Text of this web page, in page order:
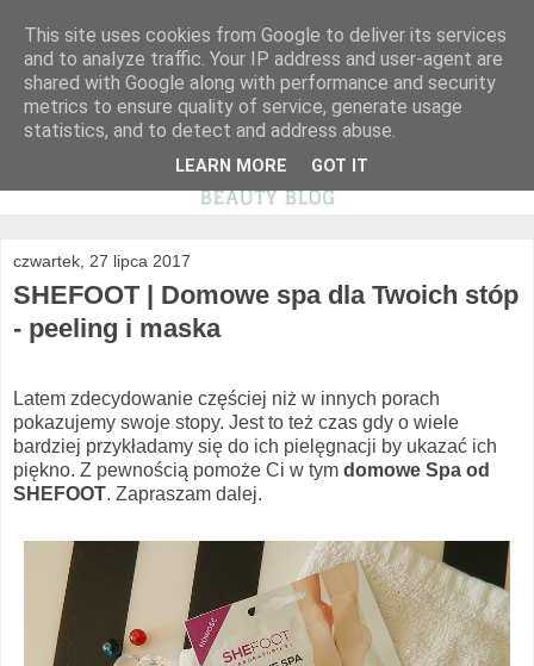
czwartek, 27 lipca 2017
SHEFOOT | Domowe spa dla Twoich stóp
- peeling i maska
Latem zdecydowanie częściej niż w innych porach
pokazujemy swoje stopy. Jest to też czas gdy o wiele
bardziej przykładamy się do ich pielęgnacji by ukazać ich
piękno. Z pewnością pomoże Ci w tym domowe Spa od
SHEFOOT. Zapraszam dalej.
This site uses cookies from Google to deliver its services
and to analyze traffic. Your IP address and user-agent are
shared with Google along with performance and security
metrics to ensure quality of service, generate usage
statistics, and to detect and address abuse.
LEARN MORE GOT IT